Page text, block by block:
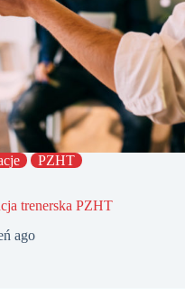
PZHT
trenerska PZHT
ago